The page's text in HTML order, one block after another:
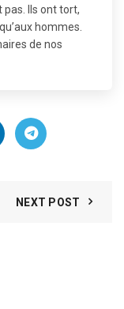
Ils ont tort,
hommes.
de nos
NEXT POST